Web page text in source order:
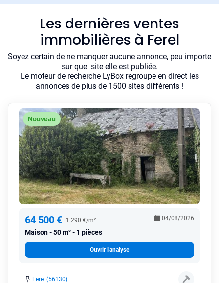
Les dernières ventes
immobilières à Ferel
Soyez certain de ne manquer aucune annonce, peu importe
sur quel site elle est publiée.
Le moteur de recherche LyBox regroupe en direct les
annonces de plus de 1500 sites différents !
Nouveau
64 500 € 1 290 €/m²
Maison 50 m² - 1 pièces
04/08/2026
Ouvrir l'analyse
Ferel (56130)